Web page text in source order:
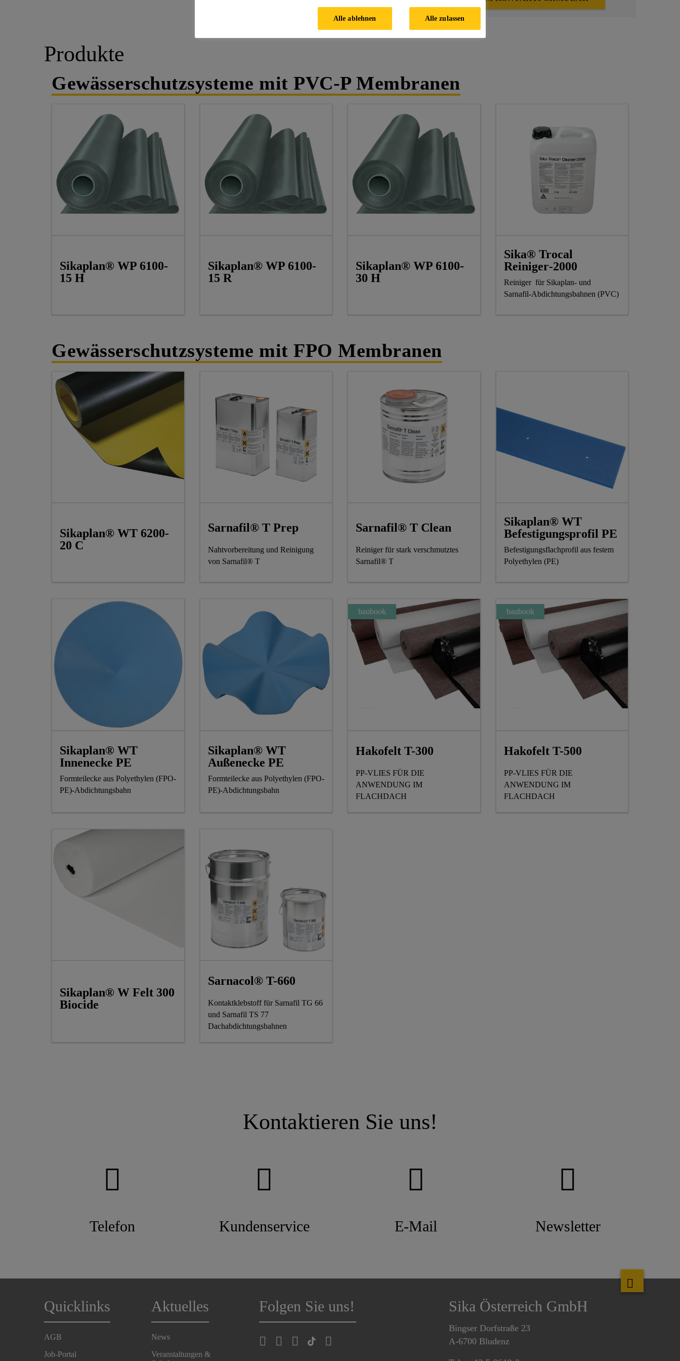
Produkte
Gewässerschutzsysteme mit PVC-P Membranen
Sikaplan® WP 6100-
15 H
Sikaplan® WP 6100-
15 R
Sikaplan® WP 6100-
30 H
Sika® Trocal
Reiniger‑2000
Reiniger für Sikaplan- und
Sarnafil-Abdichtungsbahnen (PVC)
Gewässerschutzsysteme mit FPO Membranen
Sikaplan® WT 6200-
20 C
Sarnafil® T Prep
Nahtvorbereitung und Reinigung
von Sarnafil® T
Sarnafil® T Clean
Reiniger für stark verschmutztes
Sarnafil® T
Sikaplan® WT
Befestigungsprofil PE
Befestigungsflachprofil aus festem
Polyethylen (PE)
Sikaplan® WT
Innenecke PE
Formteilecke aus Polyethylen (FPO-
PE)-Abdichtungsbahn
Sikaplan® WT
Außenecke PE
Formteilecke aus Polyethylen (FPO-
PE)-Abdichtungsbahn
Hakofelt T-300
PP-VLIES FÜR DIE
ANWENDUNG IM
FLACHDACH
baubook
Hakofelt T-500
PP-VLIES FÜR DIE
ANWENDUNG IM
FLACHDACH
baubook
Sikaplan® W Felt 300
Biocide
Sarnacol® T-660
Kontaktklebstoff für Sarnafil TG 66
und Sarnafil TS 77
Dachabdichtungsbahnen
Kontaktieren Sie uns!
Telefon Kundenservice E-Mail Newsletter
Quicklinks
AGB
Job-Portal
Aktuelles
News
Veranstaltungen &
Folgen Sie uns! Sika Österreich GmbH
Bingser Dorfstraße 23
A-6700 Bludenz
Alle ablehnen Alle zulassen